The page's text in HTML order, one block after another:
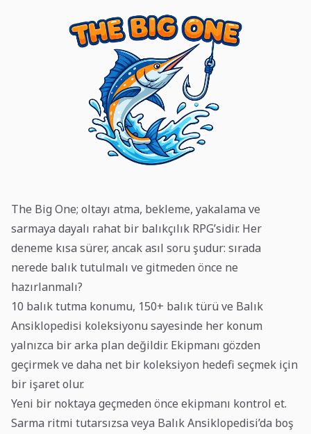
The Big One; oltayı atma, bekleme, yakalama ve
sarmaya dayalı rahat bir balıkçılık RPG’sidir. Her
deneme kısa sürer, ancak asıl soru şudur: sırada
nerede balık tutulmalı ve gitmeden önce ne
hazırlanmalı?
10 balık tutma konumu, 150+ balık türü ve Balık
Ansiklopedisi koleksiyonu sayesinde her konum
yalnızca bir arka plan değildir. Ekipmanı gözden
geçirmek ve daha net bir koleksiyon hedefi seçmek için
bir işaret olur.
Yeni bir noktaya geçmeden önce ekipmanı kontrol et.
Sarma ritmi tutarsızsa veya Balık Ansiklopedisi’da boş